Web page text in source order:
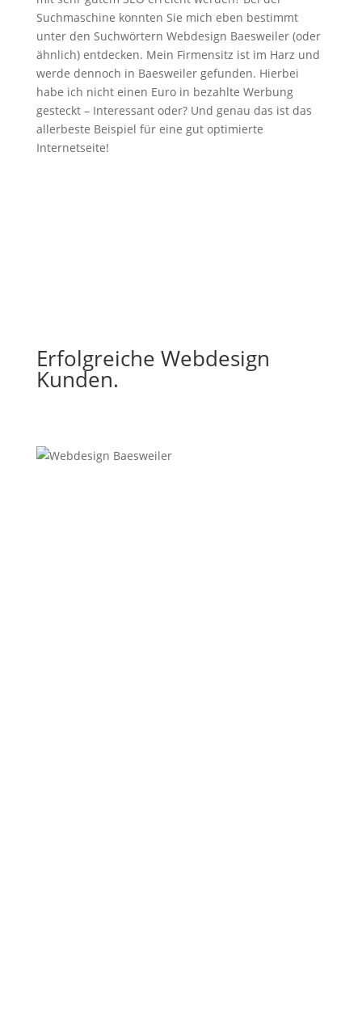
Suchmaschine konnten Sie mich eben bestimmt
unter den Suchwörtern Webdesign Baesweiler (oder
ähnlich) entdecken. Mein Firmensitz ist im Harz und
werde dennoch in Baesweiler gefunden. Hierbei
habe ich nicht einen Euro in bezahlte Werbung
gesteckt – Interessant oder? Und genau das ist das
allerbeste Beispiel für eine gut optimierte
Internetseite!
Erfolgreiche Webdesign
Kunden.